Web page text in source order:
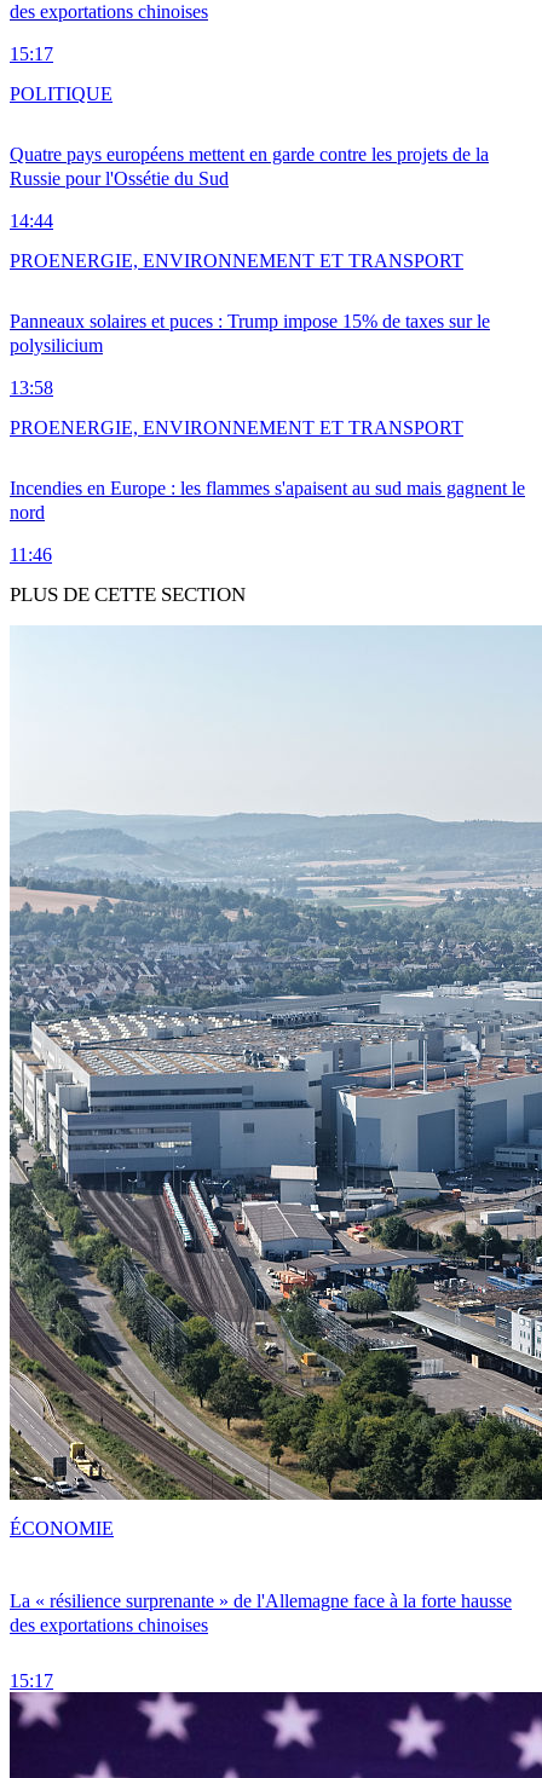
des exportations chinoises
15:17
Quatre pays européens mettent en garde contre les projets de la
Russie pour l'Ossétie du Sud
14:44
POLITIQUE
Panneaux solaires et puces : Trump impose 15% de taxes sur le
polysilicium
13:58
PROENERGIE, ENVIRONNEMENT ET TRANSPORT
Incendies en Europe : les flammes s'apaisent au sud mais gagnent le
nord
11:46
PROENERGIE, ENVIRONNEMENT ET TRANSPORT
PLUS DE CETTE SECTION
La « résilience surprenante » de l'Allemagne face à la forte hausse
des exportations chinoises
15:17
ÉCONOMIE